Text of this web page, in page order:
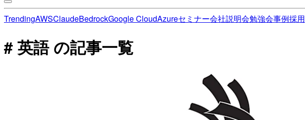
TrendingAWSClaudeBedrockGoogle CloudAzureセミナー会社説明会勉強会事例採用
# 英語 の記事一覧